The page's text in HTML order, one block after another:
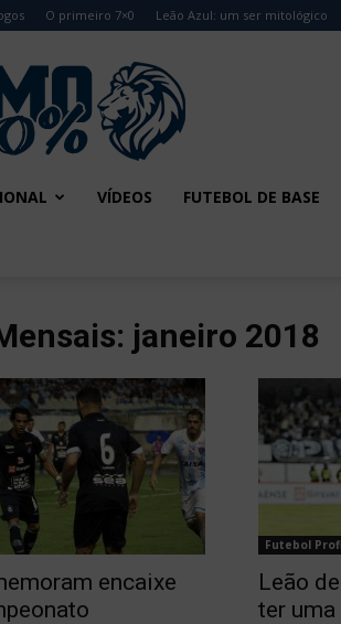
O primeiro 7×0 Leão Azul: um ser mitológico
Remo
VÍDEOS FUTEBOL DE BASE
janeiro 2018
encaixe
Futebol
Leão
ter uma